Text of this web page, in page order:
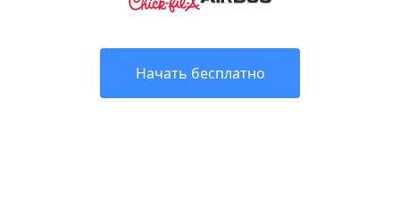
Начать бесплатно